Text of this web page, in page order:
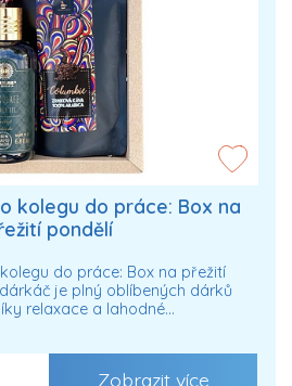
kolegu do práce: Box na
pondělí
do práce: Box na přežití
je plný oblíbených dárků
relaxace a lahodné…
Zobrazit více